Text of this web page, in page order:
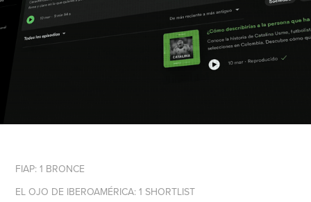
FIAP: 1 BRONCE
EL OJO DE IBEROAMÉRICA: 1 SHORTLIST